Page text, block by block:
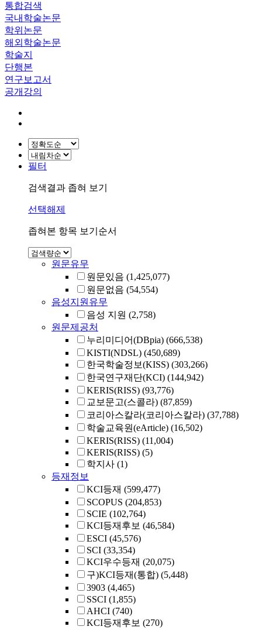
통합검색
국내학술논문
학위논문
해외학술논문
학술지
단행본
연구보고서
공개강의
필터
검색결과 좁혀 보기
선택해제
좁혀본 항목 보기순서
원문유무
원문있음 (1,425,077)
원문없음 (54,554)
음성지원유무
음성 지원 (2,758)
원문제공처
누리미디어(DBpia) (666,538)
KISTI(NDSL) (450,689)
한국학술정보(KISS) (303,266)
한국연구재단(KCI) (144,942)
KERIS(RISS) (93,776)
교보문고(스콜라) (87,859)
코리아스칼라(코리아스칼라) (37,788)
학술교육원(eArticle) (16,502)
KERIS(RISS) (11,004)
KERIS(RISS) (5)
학지사 (1)
등재정보
KCI등재 (599,477)
SCOPUS (204,853)
SCIE (102,764)
KCI등재후보 (46,584)
ESCI (45,576)
SCI (33,354)
KCI우수등재 (20,075)
구)KCI등재(통합) (5,448)
3903 (4,465)
SSCI (1,855)
AHCI (740)
KCI등재후보 (270)